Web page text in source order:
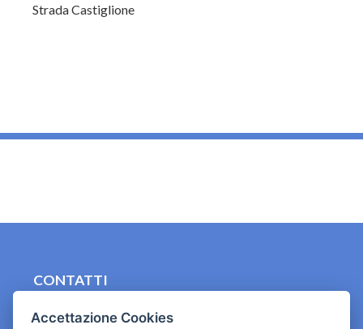
Strada Castiglione
CONTATTI
Accettazione Cookies